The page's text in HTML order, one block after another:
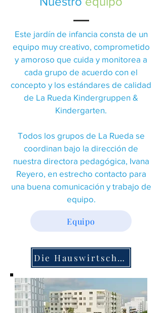
Este jardín de infancia consta de un
equipo muy creativo, comprometido
y amoroso que cuida y monitorea a
cada grupo de acuerdo con el
concepto y los estándares de calidad
de La Rueda Kindergruppen &
Kindergarten.
Todos los grupos de La Rueda se
coordinan bajo la dirección de
nuestra directora pedagógica, Ivana
Reyero, en estrecho contacto para
una buena comunicación y trabajo de
equipo.
Equipo
Die Hauswirtschaft